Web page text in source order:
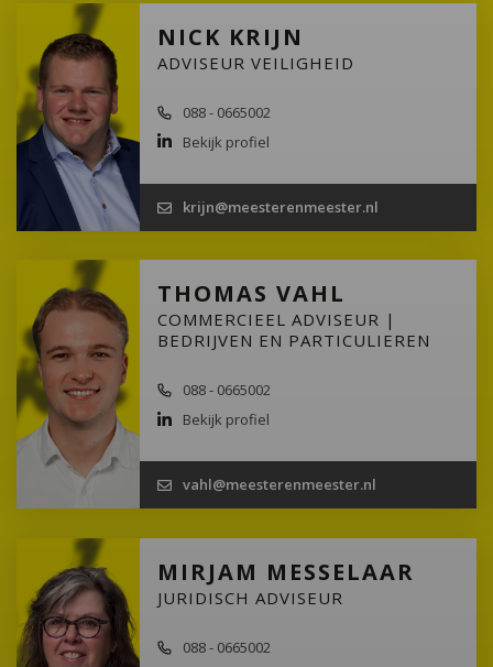
NICK KRIJN
ADVISEUR VEILIGHEID
088 - 0665002
Bekijk profiel
krijn@meesterenmeester.nl
THOMAS VAHL
COMMERCIEEL ADVISEUR |
BEDRIJVEN EN PARTICULIEREN
088 - 0665002
Bekijk profiel
vahl@meesterenmeester.nl
MIRJAM MESSELAAR
JURIDISCH ADVISEUR
088 - 0665002